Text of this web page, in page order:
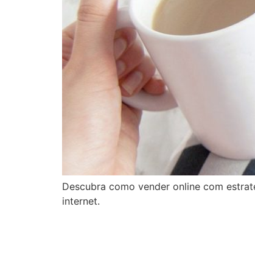
Descubra como vender online com
internet.